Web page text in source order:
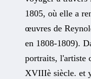
1805, où elle a
œuvres de
en 1808-1809).
portraits, l'artiste
XVIIIè siècle. et